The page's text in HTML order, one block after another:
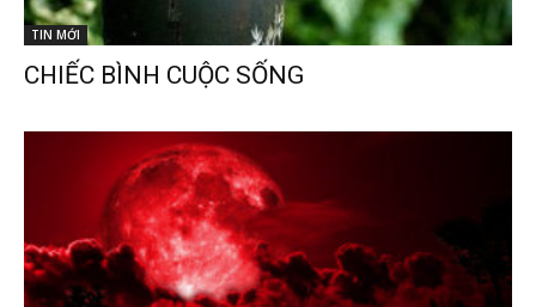
TIN MỚI
CHIẾC BÌNH CUỘC SỐNG